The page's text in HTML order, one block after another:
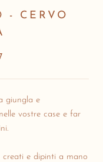
- CERVO
giungla e
vostre case e far
creati e dipinti a mano